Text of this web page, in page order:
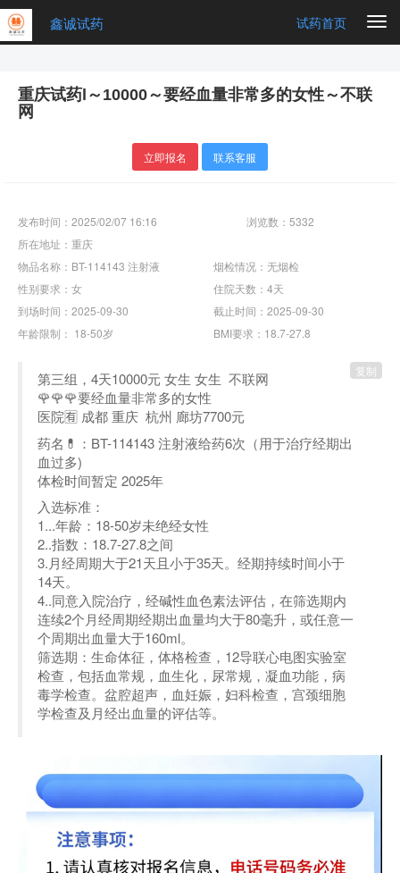
鑫诚试药 试药首页
重庆试药l～10000～要经血量非常多的女性～不联
网
立即报名 联系客服
发布时间：2025/02/07 16:16
浏览数：5332
所在地址：重庆
物品名称：BT-114143 注射液
烟检情况：无烟检
性别要求：女
住院天数：4天
到场时间：2025-09-30
截止时间：2025-09-30
年龄限制： 18-50岁
BMI要求：18.7-27.8
第三组，4天10000元 女生 女生 不联网
🌹🌹🌹要经血量非常多的女性
医院🈶 成都 重庆 杭州 廊坊7700元
药名💊：BT-114143 注射液给药6次（用于治疗经期出
血过多)
体检时间暂定 2025年
入选标准：
1...年龄：18-50岁未绝经女性
2..指数：18.7-27.8之间
3.月经周期大于21天且小于35天。经期持续时间小于
14天。
4..同意入院治疗，经碱性血色素法评估，在筛选期内
连续2个月经周期经期出血量均大于80毫升，或任意一
个周期出血量大于160ml。
筛选期：生命体征，体格检查，12导联心电图实验室
检查，包括血常规，血生化，尿常规，凝血功能，病
毒学检查。盆腔超声，血妊娠，妇科检查，宫颈细胞
学检查及月经出血量的评估等。
复制